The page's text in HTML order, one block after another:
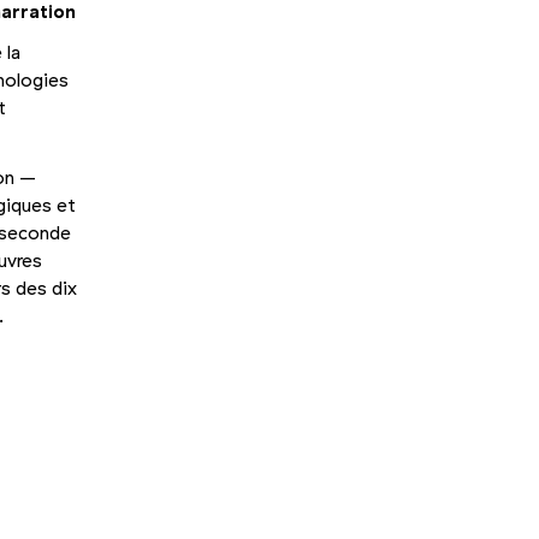
la
–
et
des dix